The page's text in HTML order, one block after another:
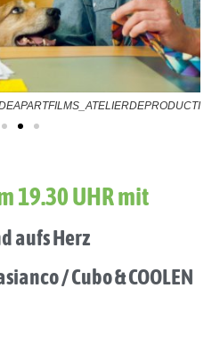
19.30 UHR mit
aufs Herz
/ Cubo & COOLEN